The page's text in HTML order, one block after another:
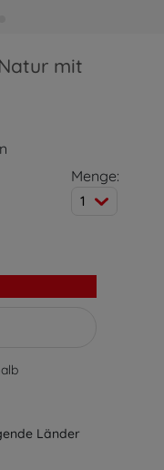
mit
Menge:
1
Länder